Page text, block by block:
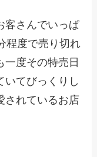
客さんでいっぱ
程度で売り切れ
一度その特売日
いてびっくりし
されているお店